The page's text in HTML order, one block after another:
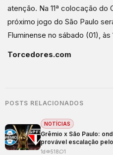
atenção. Na 11ª colocação do
próximo jogo do São Paulo
Fluminense no sábado (01),
Torcedores.com
POSTS RELACIONADOS
NOTÍCIAS
Grêmio x São Paulo:
provável escalação
1d 518 1